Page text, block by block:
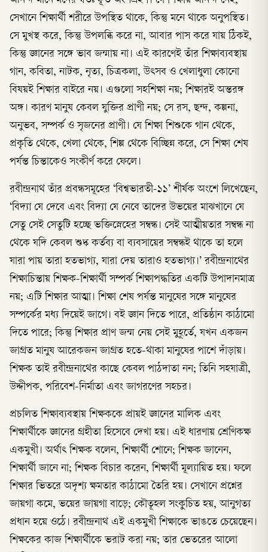
সেখানে শিক্ষার্থী শরীরে উপস্থিত থাকে, কিন্তু মনে থাকে অনুপস্থিত।
সে মুখস্থ করে, কিন্তু উপলব্ধি করে না, আবার পাস করে যায় ঠিকই,
কিন্তু জ্ঞানের সঙ্গে ভাব জন্মায় না। এই কারণেই তাঁর শিক্ষাব্যবস্থায়
গান, কবিতা, নাটক, নৃত্য, চিত্রকলা, উৎসব ও খেলাধুলা কোনো
বিষয়ই শিক্ষার বাইরে নয়। এগুলো সহশিক্ষা নয়; শিক্ষারই অন্তরঙ্গ
অঙ্গ। কারণ মানুষ কেবল যুক্তির প্রাণী নয়; সে রস, ছন্দ, কল্পনা,
অনুভব, সম্পর্ক ও সৃজনের প্রাণী। যে শিক্ষা শিশুকে গান থেকে,
প্রকৃতি থেকে, খেলা থেকে, শিল্প থেকে বিচ্ছিন্ন করে, সে শিক্ষা শেষ
পর্যন্ত চিন্তাকেও সংকীর্ণ করে ফেলে।
রবীন্দ্রনাথ তাঁর প্রবন্ধসমূহের ‘বিশ্বভারতী-১১’ শীর্ষক অংশে লিখেছেন,
‘বিদ্যা যে দেবে এবং বিদ্যা যে নেবে তাদের উভয়ের মাঝখানে যে
সেতু সেই সেতুটি হচ্ছে ভক্তিস্নেহের সম্বন্ধ। সেই আত্মীয়তার সম্বন্ধ না
থেকে যদি কেবল শুষ্ক কর্তব্য বা ব্যবসায়ের সম্বন্ধই থাকে তা হলে
যারা পায় তারা হতভাগ্য, যারা দেয় তারাও হতভাগ্য।’ রবীন্দ্রনাথের
শিক্ষাচিন্তায় শিক্ষক-শিক্ষার্থী সম্পর্ক শিক্ষাপদ্ধতির একটি উপাদানমাত্র
নয়; এটি শিক্ষার আত্মা। শিক্ষা শেষ পর্যন্ত মানুষের সঙ্গে মানুষের
সম্পর্কের মধ্য দিয়েই জাগে। বই জ্ঞান দিতে পারে, প্রতিষ্ঠান কাঠামো
দিতে পারে; কিন্তু শিক্ষার প্রাণ জন্ম নেয় সেই মুহূর্তে, যখন একজন
জাগ্রত মানুষ আরেকজন জাগ্রত হতে-থাকা মানুষের পাশে দাঁড়ায়।
শিক্ষক তাই রবীন্দ্রনাথের কাছে কেবল পাঠদাতা নন; তিনি সহযাত্রী,
উদ্দীপক, পরিবেশ-নির্মাতা এবং জাগরণের সহচর।
প্রচলিত শিক্ষাব্যবস্থায় শিক্ষককে প্রায়ই জ্ঞানের মালিক এবং
শিক্ষার্থীকে জ্ঞানের গ্রহীতা হিসেবে দেখা হয়। এই ধারণায় শ্রেণিকক্ষ
একমুখী। অর্থাৎ শিক্ষক বলেন, শিক্ষার্থী শোনে; শিক্ষক জানেন,
শিক্ষার্থী জানে না; শিক্ষক বিচার করেন, শিক্ষার্থী মূল্যায়িত হয়। ফলে
শিক্ষার ভিতরে অদৃশ্য ক্ষমতার কাঠামো তৈরি হয়। সেখানে প্রশ্নের
জায়গা কমে, ভয়ের জায়গা বাড়ে; কৌতূহল সংকুচিত হয়, আনুগত্য
প্রধান হয়ে ওঠে। রবীন্দ্রনাথ এই একমুখী শিক্ষাকে ভাঙতে চেয়েছেন।
শিক্ষকের কাজ শিক্ষার্থীকে ভরাট করা নয়; তার ভেতরের আলো